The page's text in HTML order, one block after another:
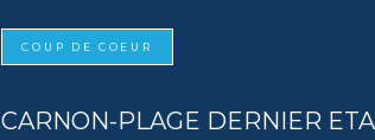
COUP DE COEUR
CARNON-PLAGE DERNIER